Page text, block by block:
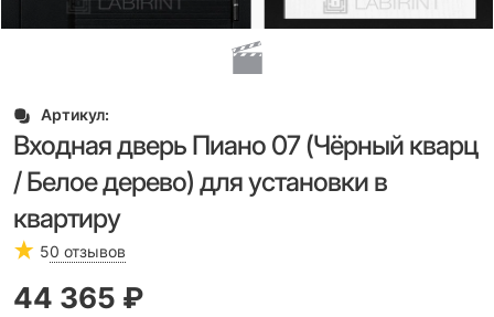
Артикул:
Входная дверь Пиано 07 (Чёрный кварц
/ Белое дерево) для установки в
квартиру
50 отзывов
44 365 ₽